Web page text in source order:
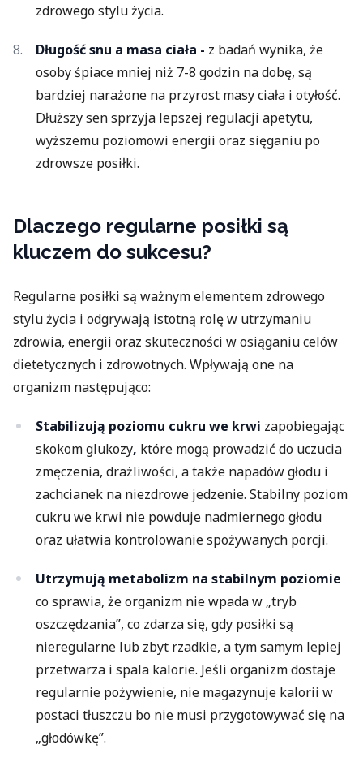
zdrowego stylu życia.
Długość snu a masa ciała - z badań wynika, że
osoby śpiace mniej niż 7-8 godzin na dobę, są
bardziej narażone na przyrost masy ciała i otyłość.
Dłuższy sen sprzyja lepszej regulacji apetytu,
wyższemu poziomowi energii oraz sięganiu po
zdrowsze posiłki.
Dlaczego regularne posiłki są
kluczem do sukcesu?
Regularne posiłki są ważnym elementem zdrowego
stylu życia i odgrywają istotną rolę w utrzymaniu
zdrowia, energii oraz skuteczności w osiąganiu celów
dietetycznych i zdrowotnych. Wpływają one na
organizm następująco:
Stabilizują poziomu cukru we krwi zapobiegając
skokom glukozy, które mogą prowadzić do uczucia
zmęczenia, drażliwości, a także napadów głodu i
zachcianek na niezdrowe jedzenie. Stabilny poziom
cukru we krwi nie powduje nadmiernego głodu
oraz ułatwia kontrolowanie spożywanych porcji.
Utrzymują metabolizm na stabilnym poziomie
co sprawia, że organizm nie wpada w „tryb
oszczędzania”, co zdarza się, gdy posiłki są
nieregularne lub zbyt rzadkie, a tym samym lepiej
przetwarza i spala kalorie. Jeśli organizm dostaje
regularnie pożywienie, nie magazynuje kalorii w
postaci tłuszczu bo nie musi przygotowywać się na
„głodówkę”.